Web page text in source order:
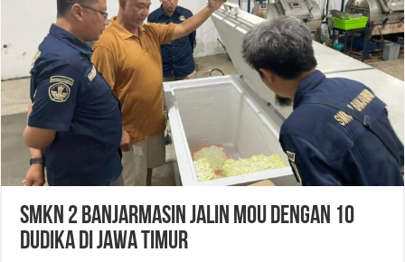
SMKN 2 Banjarmasin Jalin MoU dengan 10
DUDIKA di Jawa Timur